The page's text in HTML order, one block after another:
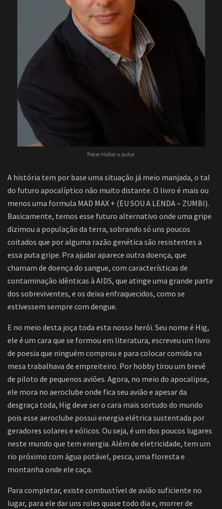
Peter Heller o autor
A história tem por base uma situação já meio manjada, o tal
do futuro apocalíptico não muito distante. O livro é mais ou
menos uma formula MAD MAX + (EU SOU A LENDA – ZUMBI).
Basicamente, temos esse futuro alternativo onde uma gripe
dizimou a população da terra, sobrando só uns poucos
coitados que por alguma razão genética são resistentes a
essa puta gripe. Pra ajudar aparece outra doença, que
chamam de doença do sangue, com características de
contaminação idênticas à AIDS, que atinge uma grande parte
dos sobreviventes, e os deixa enfraquecidos, como se
estivessem sempre com dengue.
E no meio desta joça toda esta nosso herói. Seu nome é Hig,
ele é um cara que se formou em literatura, escreveu um livro
de poesia que ninguém comprou e para colocar comida na
mesa trabalhava de empreiteiro. Por hobby tirou um brevê
de piloto de pequenos aviões. Agora, no meio do apocalipse,
ele mora no aeroclube onde fica seu avião e apesar da
desgraça toda, Hig deve ser o cara mais sortudo do mundo
pois esse aeroclube possui energia elétrica sustentada por
geradores solares e eólicos. Ou seja, é um dos poucos lugares
neste mundo que tem energia. Além de eletricidade, tem um
rio próximo com água potável, pesca, uma floresta e
montanha onde ele caça.
Para completar, existe combustível de avião suficiente no
lugar, para ele dar uns roles quase todo dia e, morrer de